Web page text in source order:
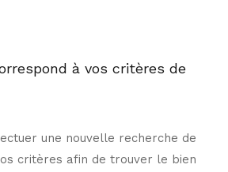
à vos critères de
une nouvelle recherche de
critères afin de trouver le bien